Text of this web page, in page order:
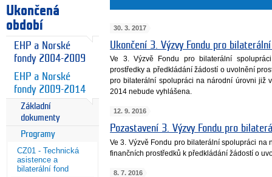
Ukončená
období
EHP a Norské
fondy 2004-2009
EHP a Norské
fondy 2009-2014
Základní
dokumenty
Programy
CZ01 - Technická
asistence a
bilaterální fond
30. 3. 2017
Ukončení 3. Výzvy Fondu pro
Ve 3. Výzvě Fondu pro bilaterální
prostředky a předkládání žádostí o uvolnění
pro bilaterální spolupráci na národní úrovni již
2014 nebude vyhlášena.
12. 9. 2016
Pozastavení 3. Výzvy Fondu pro
Ve 3. Výzvě Fondu pro bilaterální spolupráci
finančních prostředků k předkládání žádostí o
8. 7. 2016